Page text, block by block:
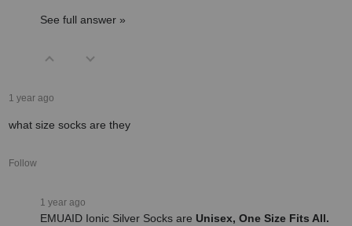
See full answer »
1 year ago
what size socks are they
Follow
1 year ago
EMUAID Ionic Silver Socks are Unisex, One Size Fits All.